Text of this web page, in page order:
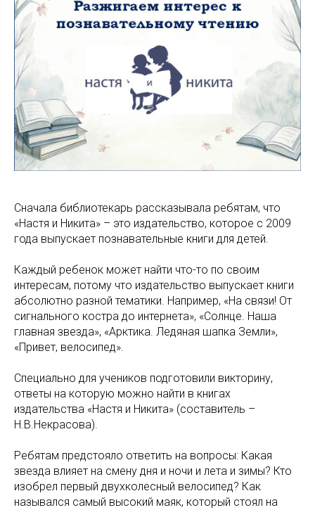
Сначала библиотекарь рассказывала ребятам, что
«Настя и Никита» – это издательство, которое с 2009
года выпускает познавательные книги для детей.
Каждый ребенок может найти что-то по своим
интересам, потому что издательство выпускает книги
абсолютно разной тематики. Например, «На связи! От
сигнального костра до интернета», «Солнце. Наша
главная звезда», «Арктика. Ледяная шапка Земли»,
«Привет, велосипед».
Специально для учеников подготовили викторину,
ответы на которую можно найти в книгах
издательства «Настя и Никита» (составитель –
Н.В.Некрасова).
Ребятам предстояло ответить на вопросы: Какая
звезда влияет на смену дня и ночи и лета и зимы? Кто
изобрел первый двухколесный велосипед? Как
назывался самый высокий маяк, который стоял на